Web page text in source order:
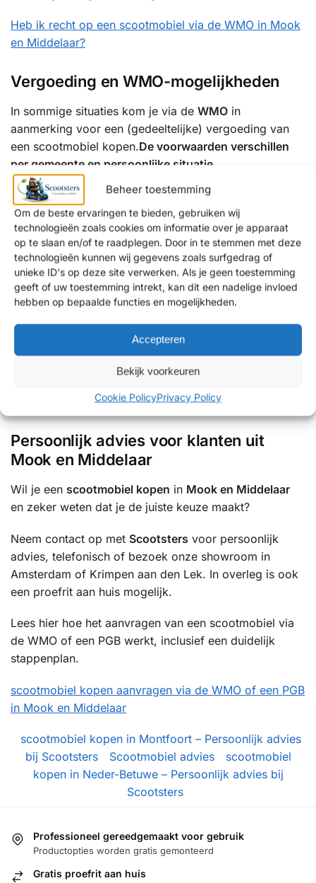
Beheer toestemming
Om de beste ervaringen te bieden, gebruiken wij
technologieën zoals cookies om informatie over je apparaat
op te slaan en/of te raadplegen. Door in te stemmen met deze
technologieën kunnen wij gegevens zoals surfgedrag of
unieke ID's op deze site verwerken. Als je geen toestemming
geeft of uw toestemming intrekt, kan dit een nadelige invloed
hebben op bepaalde functies en mogelijkheden.
Accepteren
Bekijk voorkeuren
Cookie PolicyPrivacy Policy
Heb ik recht op een scootmobiel via de WMO in Mook
en Middelaar?
Vergoeding en WMO-mogelijkheden
In sommige situaties kom je via de WMO in
aanmerking voor een (gedeeltelijke) vergoeding van
een scootmobiel kopen.De voorwaarden verschillen
per gemeente en persoonlijke situatie.
Wij informeren je graag over:
de mogelijkheden binnen de WMO
een eventuele eigen bijdrage
alternatieven als je aanvraag wordt afgewezen
Waarom kiezen klanten uit Mook en
Middelaar voor Scootsters?
✔ Persoonlijk en eerlijk advies
✔ Showrooms met uitgebreide proefritmogelijkheden
✔ Betrouwbare service en uitstekende ondersteuning
Persoonlijk advies voor klanten uit
Mook en Middelaar
Wil je een scootmobiel kopen in Mook en Middelaar
en zeker weten dat je de juiste keuze maakt?
Neem contact op met Scootsters voor persoonlijk
advies, telefonisch of bezoek onze showroom in
Amsterdam of Krimpen aan den Lek. In overleg is ook
een proefrit aan huis mogelijk.
Lees hier hoe het aanvragen van een scootmobiel via
de WMO of een PGB werkt, inclusief een duidelijk
stappenplan.
scootmobiel kopen aanvragen via de WMO of een PGB
in Mook en Middelaar
scootmobiel kopen in Montfoort – Persoonlijk advies
bij Scootsters
Scootmobiel advies
scootmobiel
kopen in Neder-Betuwe – Persoonlijk advies bij
Scootsters
Professioneel gereedgemaakt voor gebruik
Productopties worden gratis gemonteerd
Gratis proefrit aan huis